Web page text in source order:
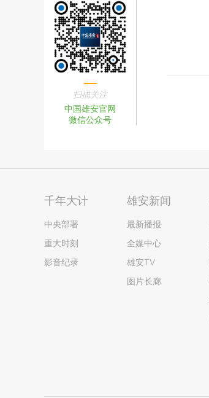
扫描关注
中国雄安官网
微信公众号
千年大计
中央部署
重大时刻
影音纪录
雄安新闻
最新播报
全媒中心
雄安TV
图片长廊